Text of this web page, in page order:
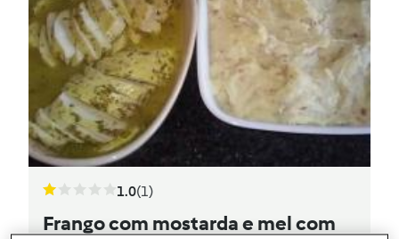
1.0(1)
Frango com mostarda e mel com